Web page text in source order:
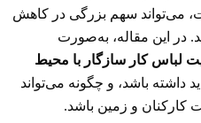
می‌تواند سهم بزرگی در کاهش
در این مقاله، به‌صورت
لباس کار سازگار با محیط
داشته باشد، و چگونه می‌تواند
کارکنان و زمین باشد.